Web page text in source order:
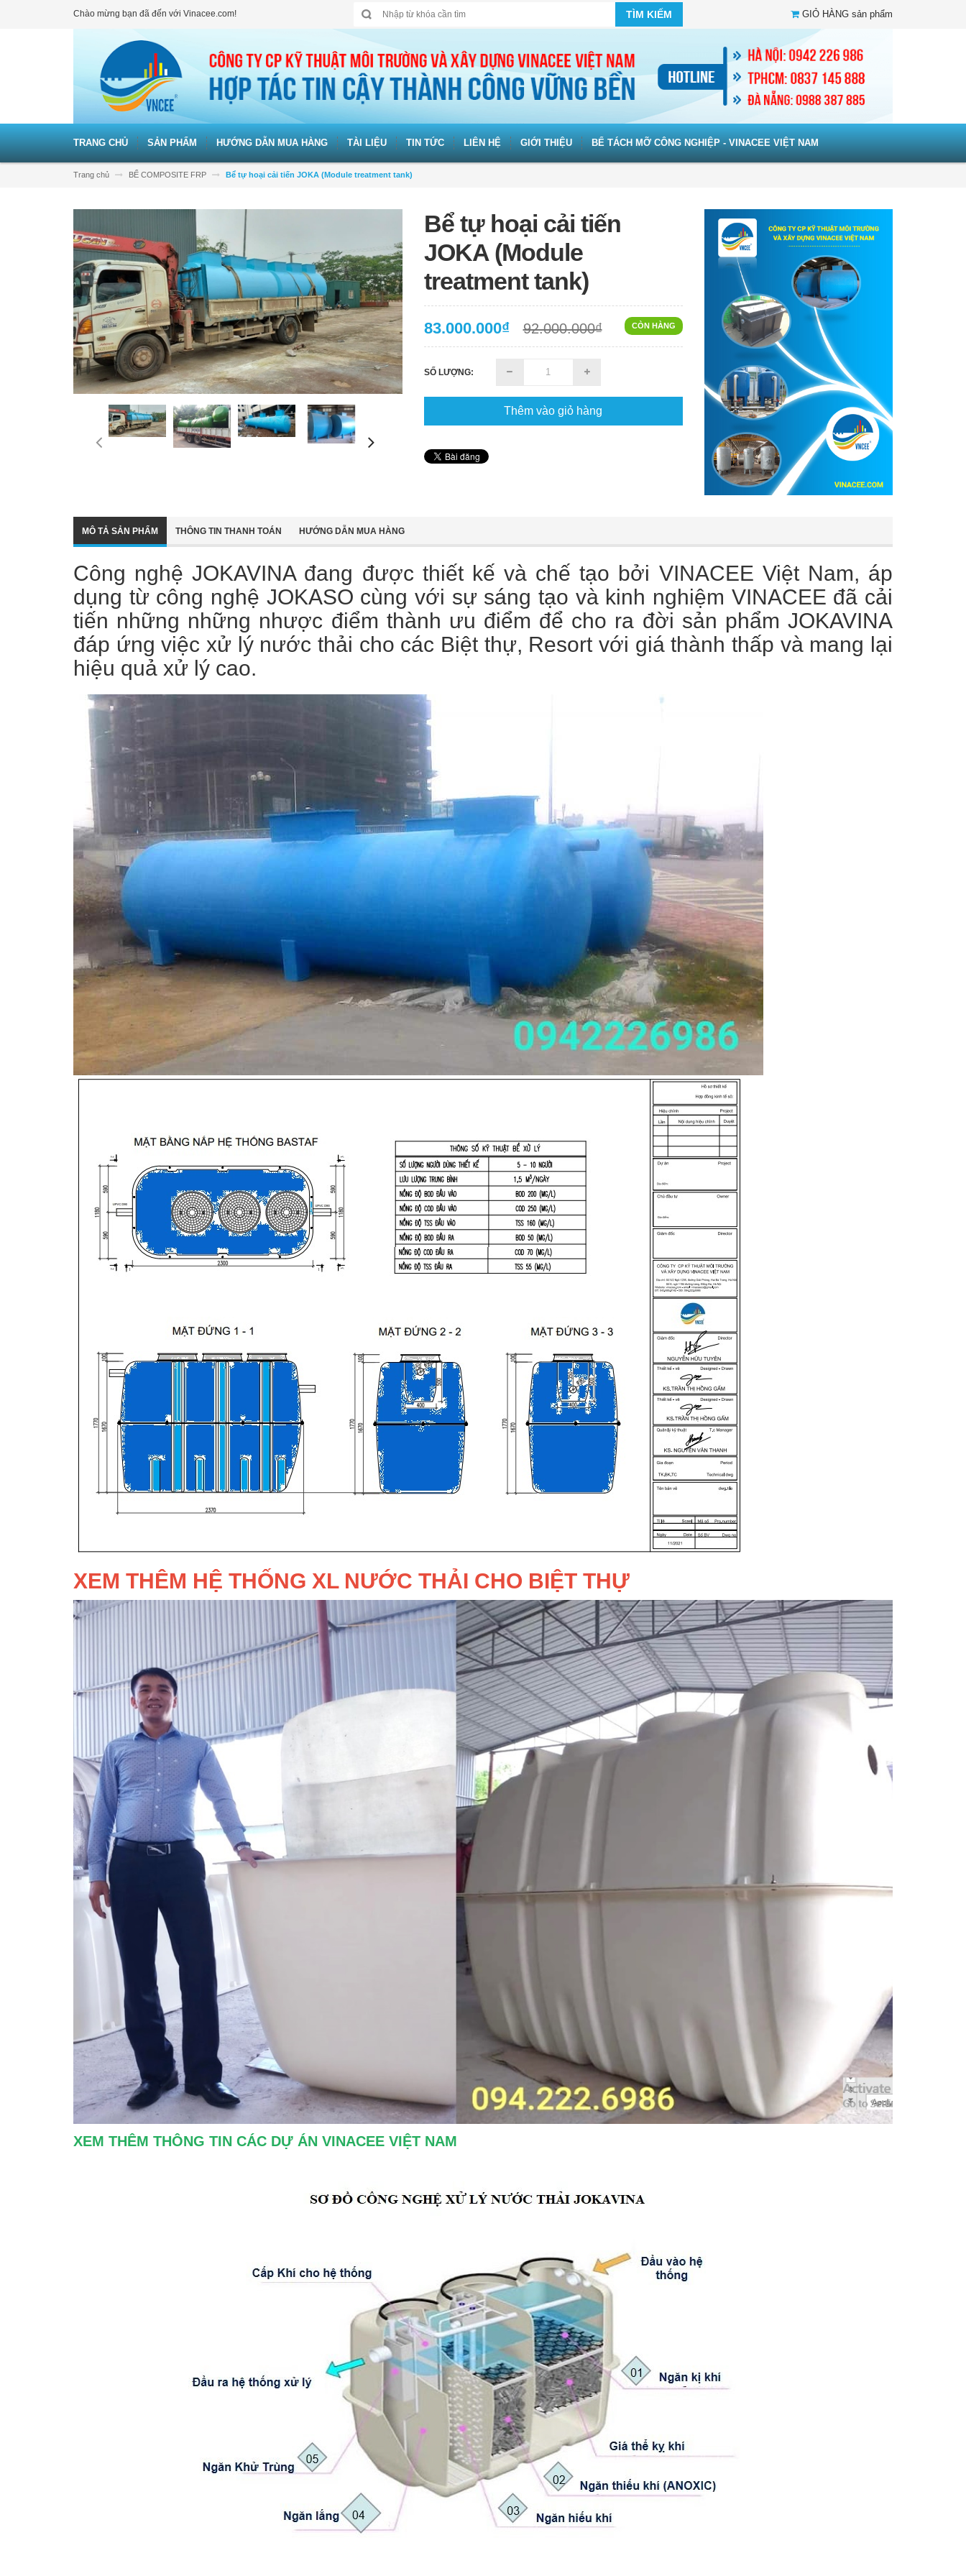
Chào mừng bạn đã đến với Vinacee.com! TÌM KIẾM GIỎ HÀNG sản phẩm
TRANG CHỦ SẢN PHẨM HƯỚNG DẪN MUA HÀNG TÀI LIỆU TIN TỨC LIÊN HỆ GIỚI THIỆU BỂ TÁCH MỠ CÔNG NGHIỆP - VINACEE VIỆT NAM
Trang chủ BỂ COMPOSITE FRP Bể tự hoại cải tiến JOKA (Module treatment tank)
Bể tự hoại cải tiến
JOKA (Module
treatment tank)
CÒN HÀNG
83.000.000₫ 92.000.000₫
SỐ LƯỢNG:
Thêm vào giỏ hàng
MÔ TẢ SẢN PHẨM THÔNG TIN THANH TOÁN HƯỚNG DẪN MUA HÀNG
Công nghệ JOKAVINA đang được thiết kế và chế tạo bởi VINACEE Việt Nam, áp
dụng từ công nghệ JOKASO cùng với sự sáng tạo và kinh nghiệm VINACEE đã cải
tiến những những nhược điểm thành ưu điểm để cho ra đời sản phẩm JOKAVINA
đáp ứng việc xử lý nước thải cho các Biệt thự, Resort với giá thành thấp và mang lại
hiệu quả xử lý cao.
XEM THÊM HỆ THỐNG XL NƯỚC THẢI CHO BIỆT THỰ
XEM THÊM THÔNG TIN CÁC DỰ ÁN VINACEE VIỆT NAM